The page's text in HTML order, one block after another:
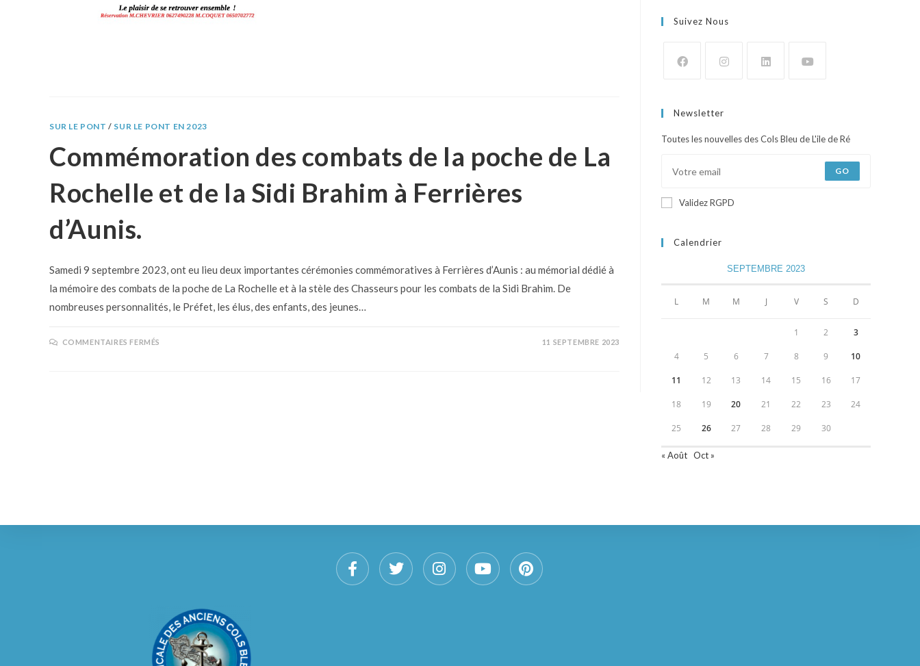
SUR LE PONT / SUR LE PONT EN 2023
Commémoration des combats de la poche de La
Rochelle et de la Sidi Brahim à Ferrières
d’Aunis.
Samedi 9 septembre 2023, ont eu lieu deux importantes cérémonies commémoratives à Ferrières d’Aunis : au mémorial dédié à
la mémoire des combats de la poche de La Rochelle et à la stèle des Chasseurs pour les combats de la Sidi Brahim. De
nombreuses personnalités, le Préfet, les élus, des enfants, des jeunes…
COMMENTAIRES FERMÉS 11 SEPTEMBRE 2023
Suivez Nous
Newsletter
Toutes les nouvelles des Cols Bleu de L'ile de Ré
GO
Validez RGPD
Calendrier
SEPTEMBRE 2023
L M M J V S D
1 2 3
4 5 6 7 8 9 10
11 12 13 14 15 16 17
18 19 20 21 22 23 24
25 26 27 28 29 30
« Août Oct »